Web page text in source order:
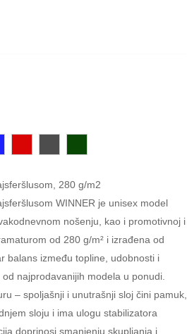
280 g/m2
WINNER je unisex model
nošenju, kao i promotivnoj i
od 280 g/m² i izrađena od
balans između topline, udobnosti i
najprodavanijih modela u ponudi.
– spoljašnji i unutrašnji sloj čini pamuk,
sloju i ima ulogu stabilizatora
doprinosi smanjenju skupljanja i